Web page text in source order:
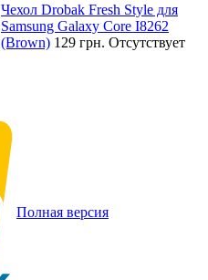
Чехол Drobak Fresh Style для
Samsung Galaxy Core I8262
(Brown) 129 грн. Отсутствует
Полная версия